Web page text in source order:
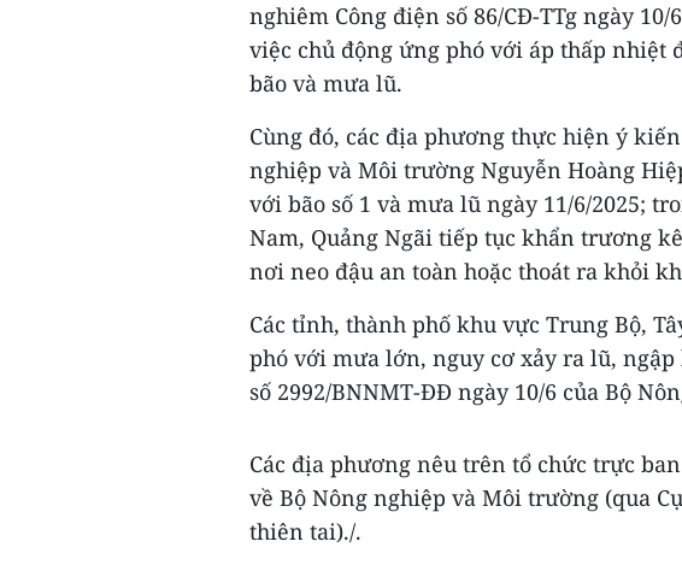
nghiêm Công điện số 86/CĐ-TTg ngày
việc chủ động ứng phó với áp thấp nhiệt
bão và mưa lũ.
Cùng đó, các địa phương thực hiện ý
nghiệp và Môi trường Nguyễn Hoàng
với bão số 1 và mưa lũ ngày 11/6/2025;
Nam, Quảng Ngãi tiếp tục khẩn trương
nơi neo đậu an toàn hoặc thoát ra khỏi
Các tỉnh, thành phố khu vực Trung Bộ,
phó với mưa lớn, nguy cơ xảy ra lũ,
số 2992/BNNMT-ĐĐ ngày 10/6 của Bộ
Các địa phương nêu trên tổ chức trực
về Bộ Nông nghiệp và Môi trường (qua
thiên tai)./.